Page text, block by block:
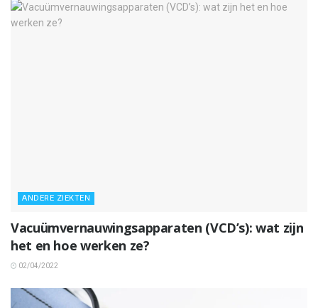
ANDERE ZIEKTEN
Vacuümvernauwingsapparaten (VCD’s): wat zijn
het en hoe werken ze?
02/04/2022